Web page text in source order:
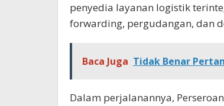
penyedia layanan logistik
forwarding, pergudangan, dan
Baca Juga Tidak Benar
Dalam perjalanannya,